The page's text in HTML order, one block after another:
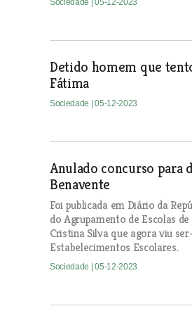
Sociedade | 05-12-2023
Detido homem que
Fátima
Sociedade | 05-12-2023
Anulado concurso para
Benavente
Foi publicada em Diário da
do Agrupamento de Escolas
Cristina Silva que agora viu
Estabelecimentos Escolares.
Sociedade | 05-12-2023